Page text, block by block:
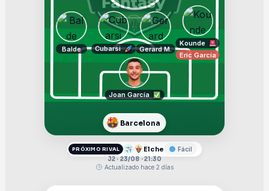
Joan García
Balde Cubarsi Gerard M.
Kounde
Eric García
Barcelona
PRÓXIMO RIVAL Elche
Fácil
J2 · 23/08 · 21:30
Actualizado hace 2 días